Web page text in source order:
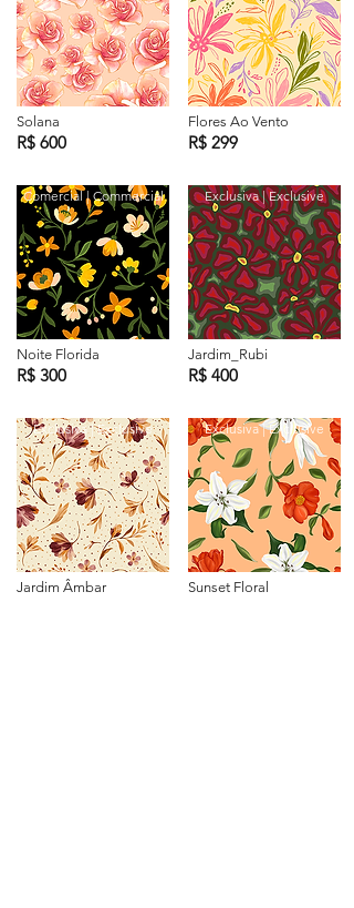
Solana
R$ 600
Comercial | Commercial
Noite Florida
R$ 300
Exclusiva | Exclusive
Jardim Âmbar
Flores Ao Vento
R$ 299
Exclusiva | Exclusive
Jardim_Rubi
R$ 400
Exclusiva | Exclusive
Sunset Floral